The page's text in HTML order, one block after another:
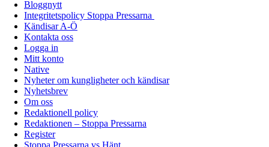
Bloggnytt
Integritetspolicy Stoppa Pressarna
Kändisar A-Ö
Kontakta oss
Logga in
Mitt konto
Native
Nyheter om kungligheter och kändisar
Nyhetsbrev
Om oss
Redaktionell policy
Redaktionen – Stoppa Pressarna
Register
Stoppa Pressarna vs Hänt